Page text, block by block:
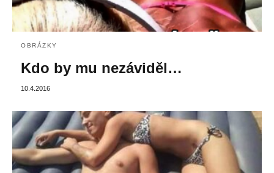
OBRÁZKY
Kdo by mu nezáviděl…
10.4.2016